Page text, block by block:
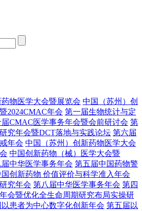
物医学大会暨展览会 中国（苏州）创
2024CMAC年会 第一届生物统计与定
CMAC医学事务年会暨会前研讨会 第
究年会暨DCT落地与实践论坛 第六届
年会 中国（苏州）创新药物医学大会
中国创新药物（械）医学大会暨
中华医学事务年会 第五届中国药物警
创新药物 价值评价与科学准入年会
究年会 第八届中华医学事务年会 第四
会暨优化全生命周期研究布局实操研
患者为中心数字化创新年会 第五届以